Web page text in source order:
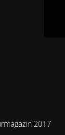
2017